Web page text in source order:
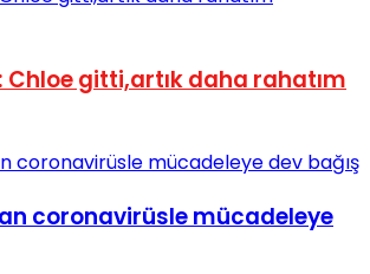
gitti,artık daha rahatım
coronavirüsle mücadeleye